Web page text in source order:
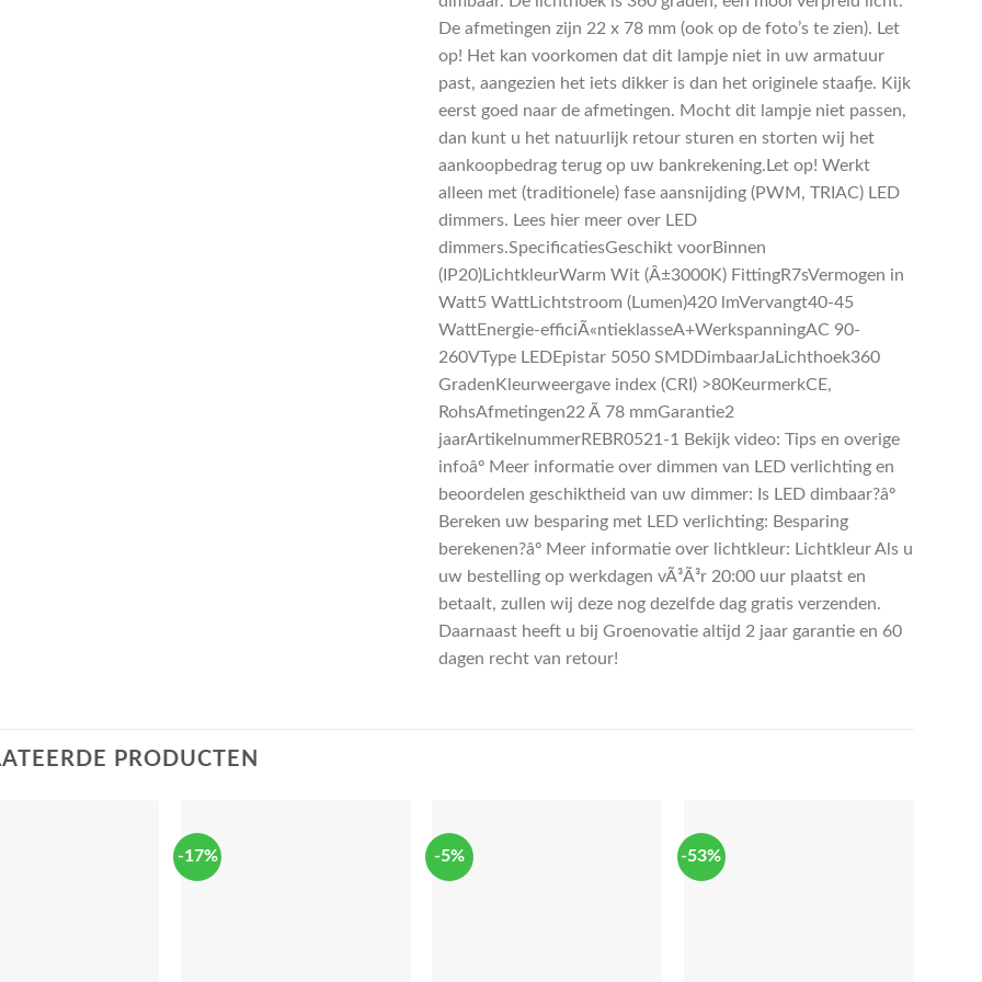
De afmetingen zijn 22 x 78 mm (ook op de foto’s te zien). Let
op! Het kan voorkomen dat dit lampje niet in uw armatuur
past, aangezien het iets dikker is dan het originele staafje. Kijk
eerst goed naar de afmetingen. Mocht dit lampje niet passen,
dan kunt u het natuurlijk retour sturen en storten wij het
aankoopbedrag terug op uw bankrekening.Let op! Werkt
alleen met (traditionele) fase aansnijding (PWM, TRIAC) LED
dimmers. Lees hier meer over LED
dimmers.SpecificatiesGeschikt voorBinnen
(IP20)LichtkleurWarm Wit (Â±3000K) FittingR7sVermogen in
Watt5 WattLichtstroom (Lumen)420 lmVervangt40-45
WattEnergie-efficiÃ«ntieklasseA+WerkspanningAC 90-
260VType LEDEpistar 5050 SMDDimbaarJaLichthoek360
GradenKleurweergave index (CRI) >80KeurmerkCE,
RohsAfmetingen22 Ã 78 mmGarantie2
jaarArtikelnummerREBR0521-1 Bekijk video: Tips en overige
infoâº Meer informatie over dimmen van LED verlichting en
beoordelen geschiktheid van uw dimmer: Is LED dimbaar?âº
Bereken uw besparing met LED verlichting: Besparing
berekenen?âº Meer informatie over lichtkleur: Lichtkleur Als u
uw bestelling op werkdagen vÃ³Ã³r 20:00 uur plaatst en
betaalt, zullen wij deze nog dezelfde dag gratis verzenden.
Daarnaast heeft u bij Groenovatie altijd 2 jaar garantie en 60
dagen recht van retour!
PRODUCTEN
-17% -5% -53%